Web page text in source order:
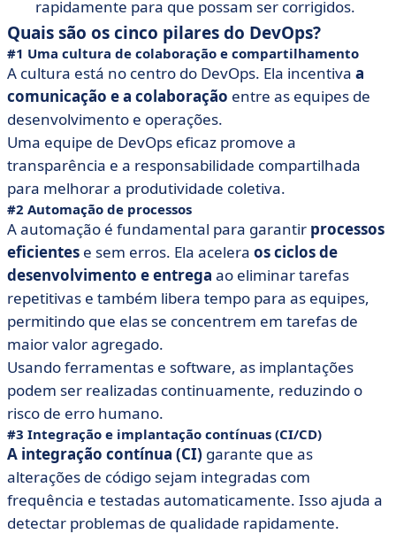
rapidamente para que possam ser corrigidos.
Quais são os cinco pilares do DevOps?
#1 Uma cultura de colaboração e compartilhamento
A cultura está no centro do DevOps. Ela incentiva a
comunicação e a colaboração entre as equipes de
desenvolvimento e operações.
Uma equipe de DevOps eficaz promove a
transparência e a responsabilidade compartilhada
para melhorar a produtividade coletiva.
#2 Automação de processos
A automação é fundamental para garantir processos
eficientes e sem erros. Ela acelera os ciclos de
desenvolvimento e entrega ao eliminar tarefas
repetitivas e também libera tempo para as equipes,
permitindo que elas se concentrem em tarefas de
maior valor agregado.
Usando ferramentas e software, as implantações
podem ser realizadas continuamente, reduzindo o
risco de erro humano.
#3 Integração e implantação contínuas (CI/CD)
A integração contínua (CI) garante que as
alterações de código sejam integradas com
frequência e testadas automaticamente. Isso ajuda a
detectar problemas de qualidade rapidamente.